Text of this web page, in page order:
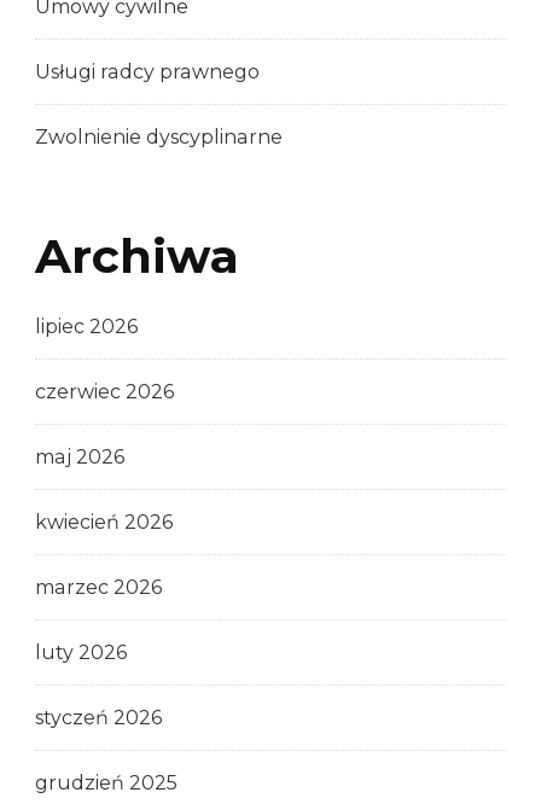
Umowy cywilne
Usługi radcy prawnego
Zwolnienie dyscyplinarne
Archiwa
lipiec 2026
czerwiec 2026
maj 2026
kwiecień 2026
marzec 2026
luty 2026
styczeń 2026
grudzień 2025